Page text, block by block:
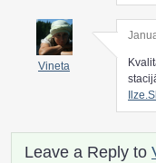
Vineta
Leave a Reply to